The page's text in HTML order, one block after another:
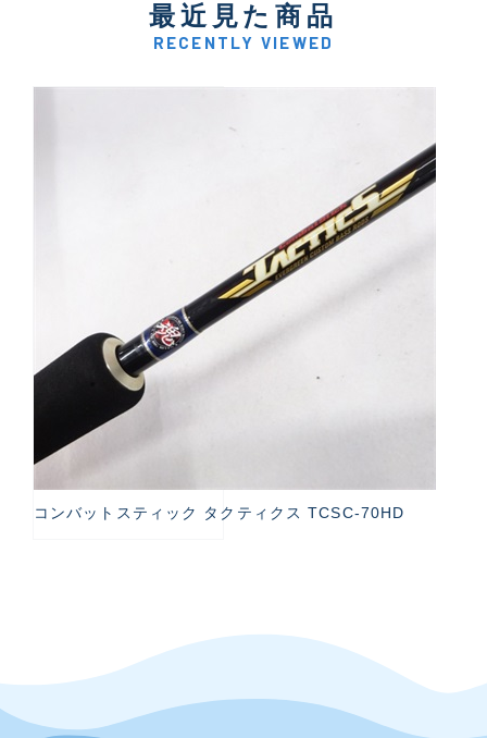
最近見た商品
RECENTLY VIEWED
コンバットスティック タクティクス TCSC-70HD